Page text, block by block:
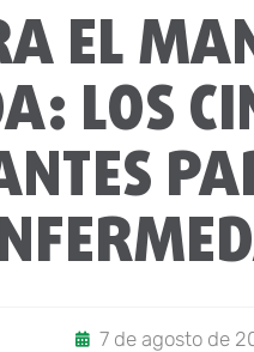
EL
LOS
7 de agosto de